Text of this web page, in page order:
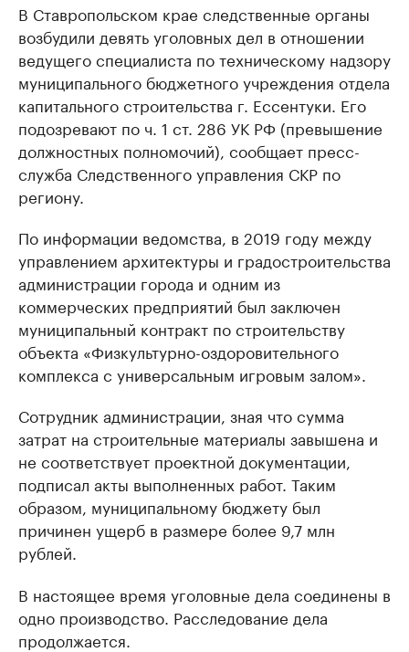
В Ставропольском крае следственные органы
возбудили девять уголовных дел в отношении
ведущего специалиста по техническому надзору
муниципального бюджетного учреждения отдела
капитального строительства г. Ессентуки. Его
подозревают по ч. 1 ст. 286 УК РФ (превышение
должностных полномочий), сообщает пресс-
служба Следственного управления СКР по
региону.
По информации ведомства, в 2019 году между
управлением архитектуры и градостроительства
администрации города и одним из
коммерческих предприятий был заключен
муниципальный контракт по строительству
объекта «Физкультурно-оздоровительного
комплекса с универсальным игровым залом».
Сотрудник администрации, зная что сумма
затрат на строительные материалы завышена и
не соответствует проектной документации,
подписал акты выполненных работ. Таким
образом, муниципальному бюджету был
причинен ущерб в размере более 9,7 млн
рублей.
В настоящее время уголовные дела соединены в
одно производство. Расследование дела
продолжается.